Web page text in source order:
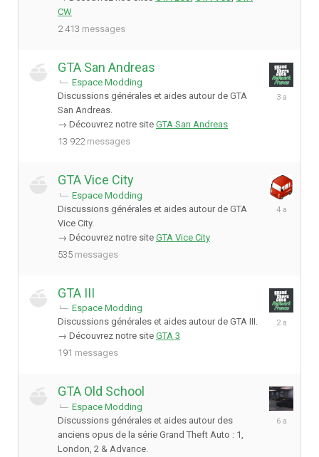
CW
2 413 messages
GTA San Andreas
Espace Modding
Discussions générales et aides autour de GTA
San Andreas.
→ Découvrez notre site GTA San Andreas
13 922 messages
29
GTA Vice City
Espace Modding
Discussions générales et aides autour de GTA
Vice City.
→ Découvrez notre site GTA Vice City
535 messages
17
GTA III
Espace Modding
Discussions générales et aides autour de GTA III.
→ Découvrez notre site GTA 3
191 messages
19
GTA Old School
Espace Modding
Discussions générales et aides autour des
anciens opus de la série Grand Theft Auto : 1,
London, 2 & Advance.